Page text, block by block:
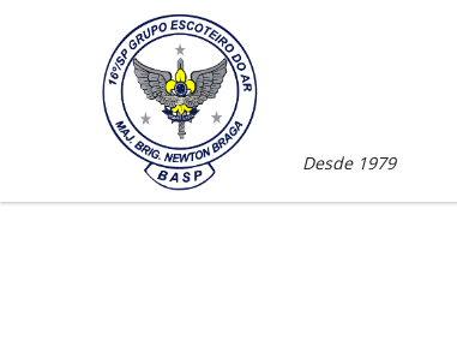
Desde 1979